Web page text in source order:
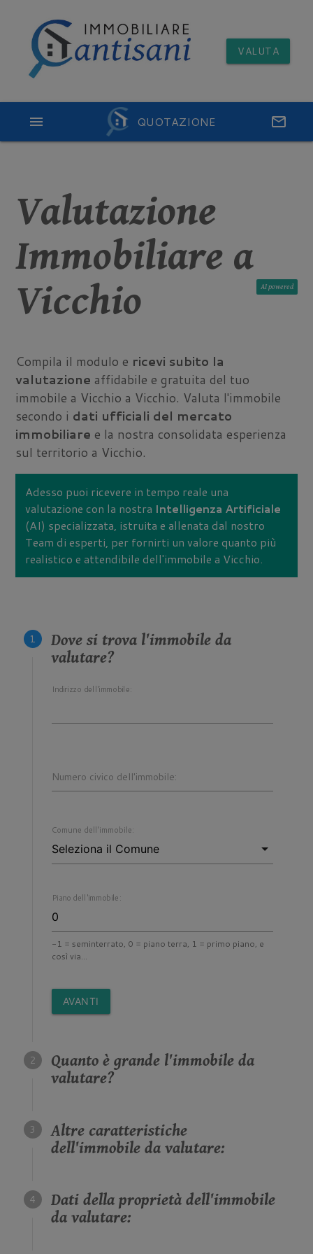
VALUTA
QUOTAZIONE email
menu
Valutazione
Immobiliare a
Vicchio
AI
Compila il modulo e ricevi subito la
valutazione affidabile e gratuita del tuo
immobile a Vicchio a Vicchio. Valuta l'immobile
secondo i dati ufficiali del mercato
immobiliare e la nostra consolidata esperienza
sul territorio a Vicchio.
Adesso puoi ricevere in tempo reale una
valutazione con la nostra Intelligenza Artificiale
(AI) specializzata, istruita e allenata dal nostro
Team di esperti, per fornirti un valore quanto più
realistico e attendibile dell'immobile a Vicchio.
Dove si trova l'immobile da
valutare?
Indirizzo dell'immobile:
Numero civico dell'immobile:
Comune dell'immobile:
Piano dell'immobile:
-1 = seminterrato, 0 = piano terra, 1 = primo piano, e
così via...
AVANTI
Quanto è grande l'immobile da
valutare?
Altre caratteristiche
dell'immobile da valutare:
Dati della proprietà dell'immobile
da valutare: